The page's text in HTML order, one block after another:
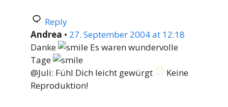
Reply
Andrea • 27. September 2004 at 12:18
Danke
Es waren wundervolle
Tage
@Juli: Fühl Dich leicht gewürgt
Keine
Reproduktion!